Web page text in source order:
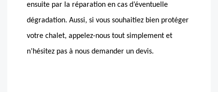
ensuite par la réparation en cas d’éventuelle
dégradation. Aussi, si vous souhaitiez bien protéger
votre chalet, appelez-nous tout simplement et
n’hésitez pas à nous demander un devis.